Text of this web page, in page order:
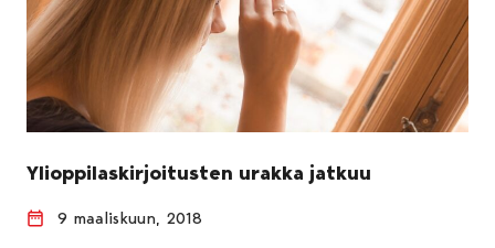
Ylioppilaskirjoitusten urakka jatkuu
9 maaliskuun, 2018